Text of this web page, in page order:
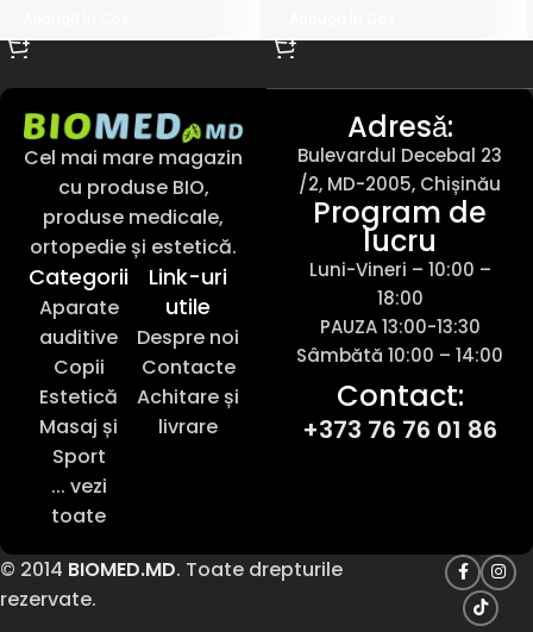
Cel mai mare magazin
cu produse BIO,
produse medicale,
ortopedie și estetică.
Categorii
Aparate
auditive
Copii
Estetică
Masaj și
Sport
... vezi
toate
Link-uri
utile
Despre noi
Contacte
Achitare și
livrare
Adresǎ:
Bulevardul Decebal 23
/2, MD-2005, Chișinău
Program de
lucru
Luni-Vineri – 10:00 –
18:00
PAUZA 13:00-13:30
Sâmbătă 10:00 – 14:00
Contact:
+373 76 76 01 86
© 2014 BIOMED.MD. Toate drepturile
rezervate.